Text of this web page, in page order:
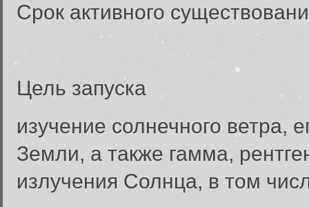
Срок активного
Цель запуска
изучение солнечного ветра,
Земли, а также гамма,
излучения Солнца, в том